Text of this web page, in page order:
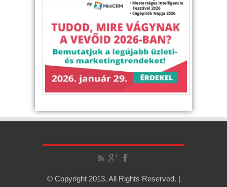
© Copyright 2013, All Rights Reserved. |